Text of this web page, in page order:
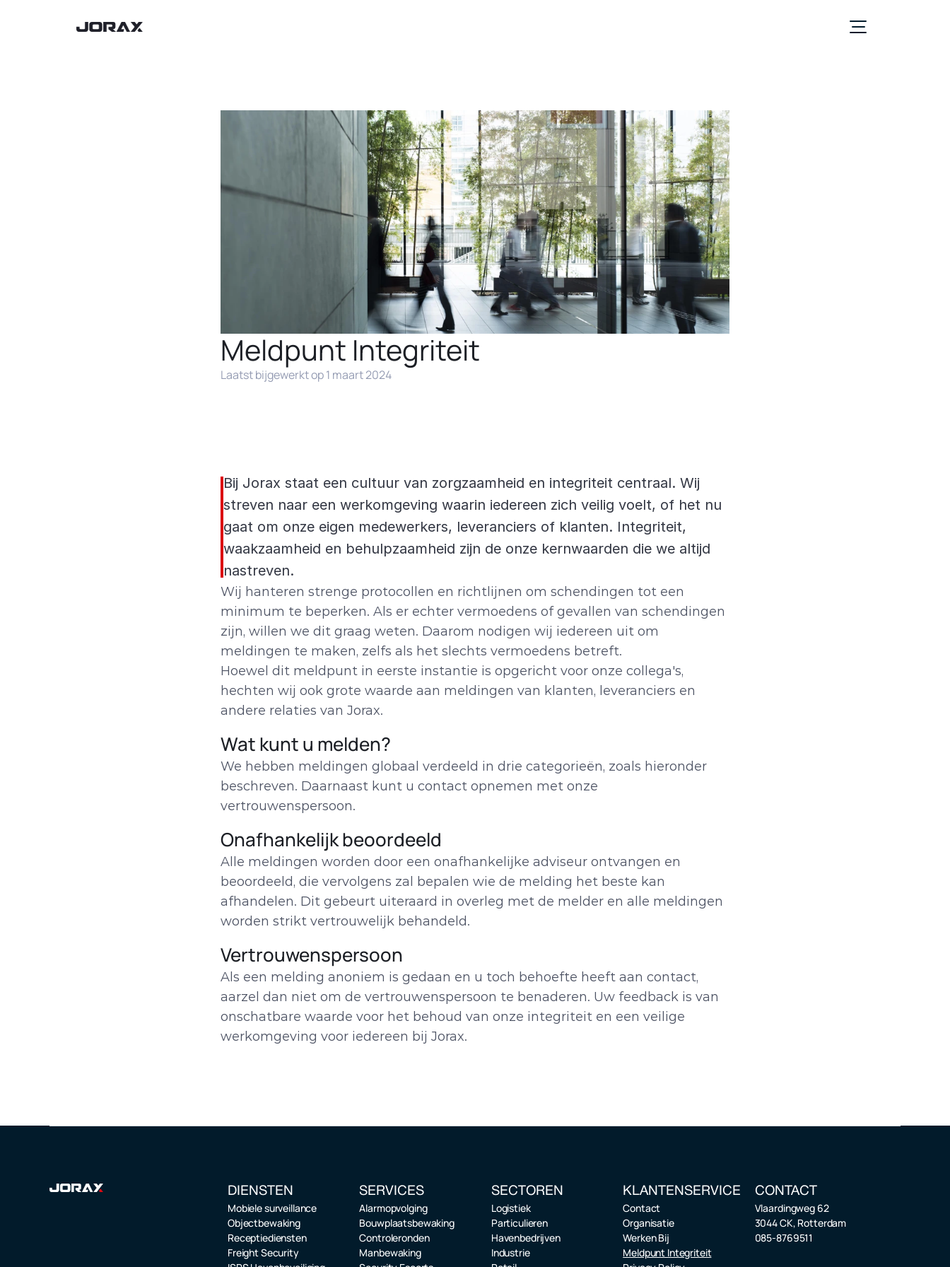
Meldpunt Integriteit
Laatst bijgewerkt op 1 maart 2024
Bij Jorax staat een cultuur van zorgzaamheid en integriteit centraal. Wij
streven naar een werkomgeving waarin iedereen zich veilig voelt, of het nu
gaat om onze eigen medewerkers, leveranciers of klanten. Integriteit,
waakzaamheid en behulpzaamheid zijn de onze kernwaarden die we altijd
nastreven.
Wij hanteren strenge protocollen en richtlijnen om schendingen tot een
minimum te beperken. Als er echter vermoedens of gevallen van schendingen
zijn, willen we dit graag weten. Daarom nodigen wij iedereen uit om
meldingen te maken, zelfs als het slechts vermoedens betreft.
Hoewel dit meldpunt in eerste instantie is opgericht voor onze collega's,
hechten wij ook grote waarde aan meldingen van klanten, leveranciers en
andere relaties van Jorax.
Wat kunt u melden?
We hebben meldingen globaal verdeeld in drie categorieën, zoals hieronder
beschreven. Daarnaast kunt u contact opnemen met onze
vertrouwenspersoon.
Onafhankelijk beoordeeld
Alle meldingen worden door een onafhankelijke adviseur ontvangen en
beoordeeld, die vervolgens zal bepalen wie de melding het beste kan
afhandelen. Dit gebeurt uiteraard in overleg met de melder en alle meldingen
worden strikt vertrouwelijk behandeld.
Vertrouwenspersoon
Als een melding anoniem is gedaan en u toch behoefte heeft aan contact,
aarzel dan niet om de vertrouwenspersoon te benaderen. Uw feedback is van
onschatbare waarde voor het behoud van onze integriteit en een veilige
werkomgeving voor iedereen bij Jorax.
DIENSTEN
Mobiele surveillance
Objectbewaking
Receptiediensten
Freight Security
SERVICES
Alarmopvolging
Bouwplaatsbewaking
Controleronden
Manbewaking
SECTOREN
Logistiek
Particulieren
Havenbedrijven
Industrie
KLANTENSERVICE
Contact
Organisatie
Werken Bij
Meldpunt Integriteit
CONTACT
Vlaardingweg 62
3044 CK, Rotterdam
085-8769511